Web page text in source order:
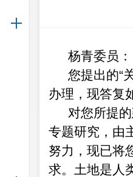
杨青委员：
您提出的“
办理，现答复
对您所提
专题研究，由
努力，现已将
求。 土地是人